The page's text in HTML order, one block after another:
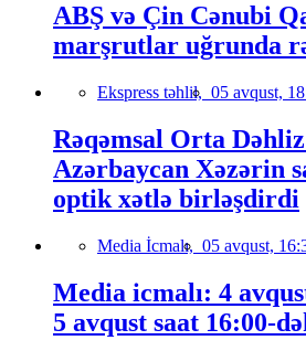
ABŞ və Çin Cənubi
marşrutlar uğrunda
Ekspress təhlil, 05 avqust,
Rəqəmsal Orta
Azərbaycan Xəzərin
optik xətlə birləşdirdi
Media İcmalı, 05 avqust,
Media icmalı: 4
5 avqust saat 16:00-